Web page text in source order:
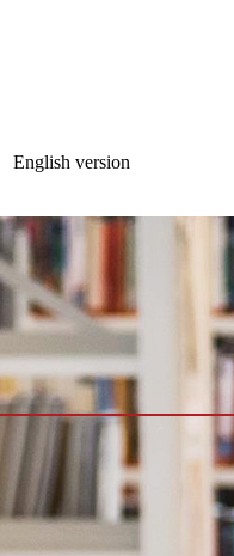
English version